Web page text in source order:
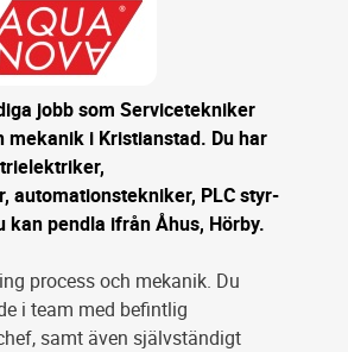
jobb som Servicetekniker
mekanik i Kristianstad. Du har
automationstekniker, PLC styr-
kan pendla ifrån Åhus, Hörby.
process och mekanik. Du
i team med befintlig
samt även självständigt